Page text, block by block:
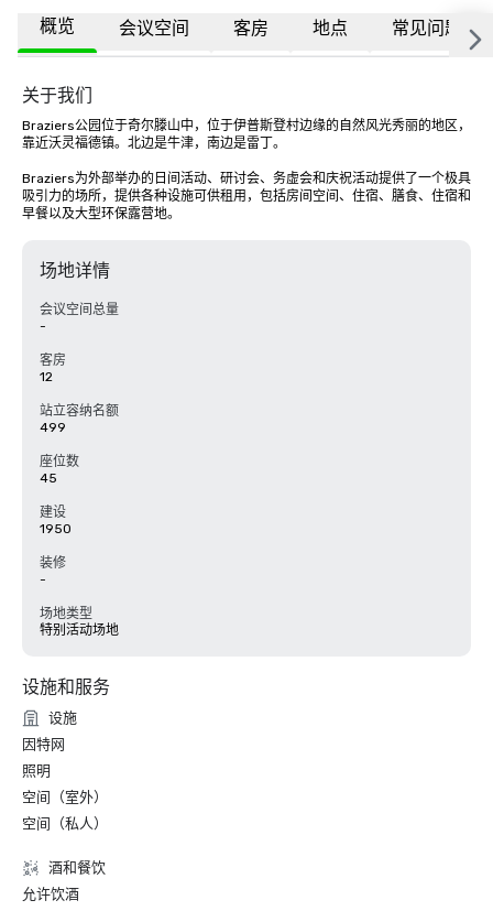
概览 会议空间 客房 地点 常见问题
关于我们
Braziers公园位于奇尔滕山中，位于伊普斯登村边缘的自然风光秀丽的地区，
靠近沃灵福德镇。北边是牛津，南边是雷丁。
Braziers为外部举办的日间活动、研讨会、务虚会和庆祝活动提供了一个极具
吸引力的场所，提供各种设施可供租用，包括房间空间、住宿、膳食、住宿和
早餐以及大型环保露营地。
场地详情
会议空间总量
-
客房
12
站立容纳名额
499
座位数
45
建设
1950
装修
-
场地类型
特别活动场地
设施和服务
设施
因特网
照明
空间（室外）
空间（私人）
酒和餐饮
允许饮酒